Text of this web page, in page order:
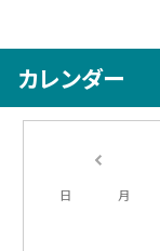
カレンダー
日 月